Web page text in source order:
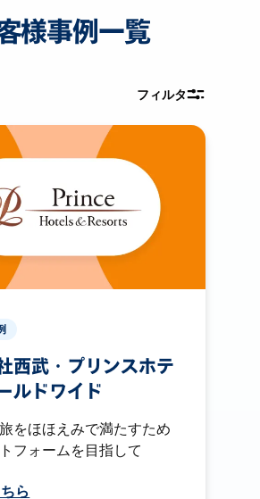
様事例一覧
フィルタ
西武・プリンスホテ
ルドワイド
をほほえみで満たすため
フォームを目指して
ら